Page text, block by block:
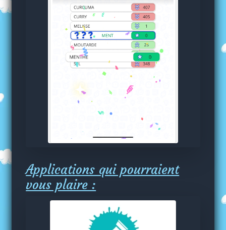
Applications qui pourraient
vous plaire :